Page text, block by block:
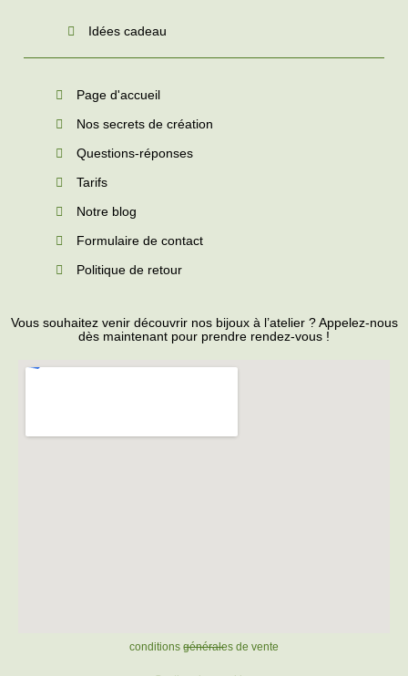
Idées cadeau
Page d'accueil
Nos secrets de création
Questions-réponses
Tarifs
Notre blog
Formulaire de contact
Politique de retour
Vous souhaitez venir découvrir nos bijoux à l’atelier ? Appelez-nous
dès maintenant pour prendre rendez-vous !
conditions générales de vente